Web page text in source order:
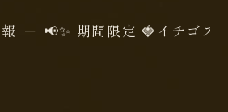
📢✨ 期間限定 🍓イチゴス